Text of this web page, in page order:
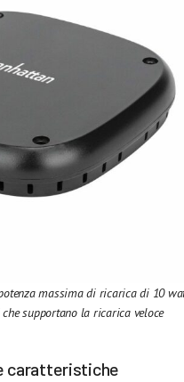
potenza massima di ricarica di 10
supportano la ricarica veloce
caratteristiche